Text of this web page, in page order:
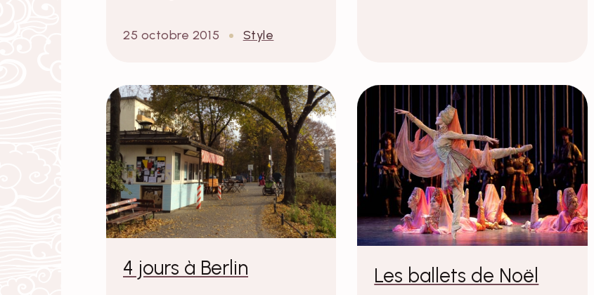
25 octobre 2015 Style
4 jours à Berlin Les ballets de Noël